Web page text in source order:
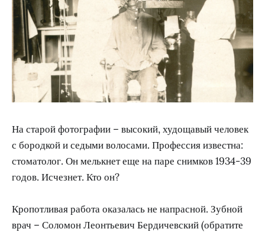
На старой фотографии – высокий, худощавый человек
с бородкой и седыми волосами. Профессия известна:
стоматолог. Он мелькнет еще на паре снимков 1934-39
годов. Исчезнет. Кто он?
Кропотливая работа оказалась не напрасной. Зубной
врач – Соломон Леонтьевич Бердичевский (обратите